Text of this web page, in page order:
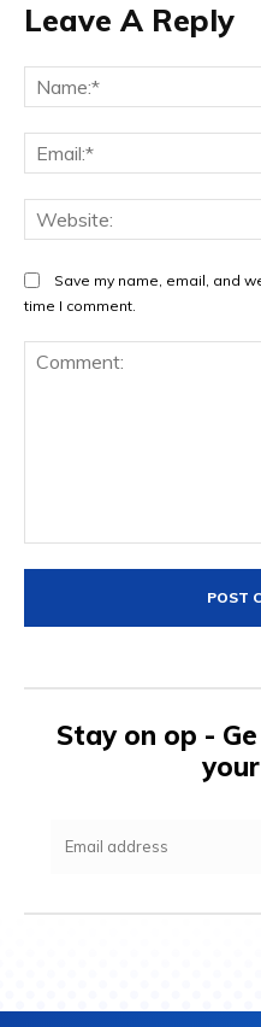
Leave A Reply
Save my name, email, and
time I comment.
Stay on op -